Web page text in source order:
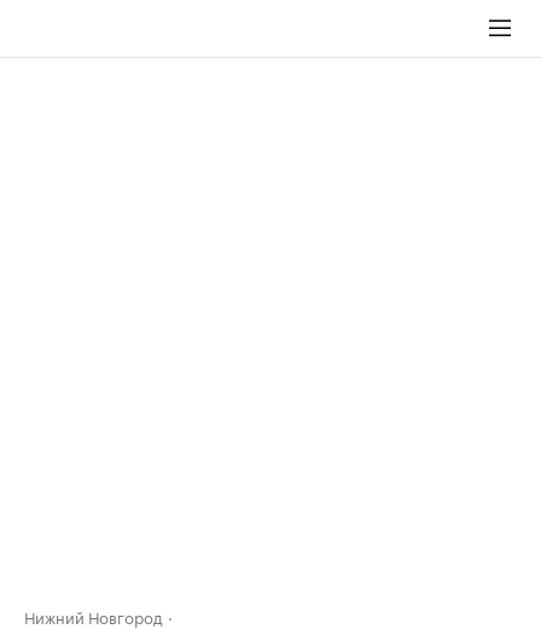
Нижний Новгород